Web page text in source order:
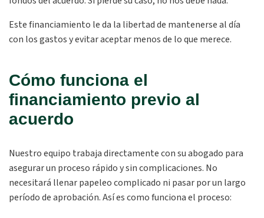
Este financiamiento le da la libertad de mantenerse al día
con los gastos y evitar aceptar menos de lo que merece.
Cómo funciona el
financiamiento previo al
acuerdo
Nuestro equipo trabaja directamente con su abogado para
asegurar un proceso rápido y sin complicaciones. No
necesitará llenar papeleo complicado ni pasar por un largo
período de aprobación. Así es como funciona el proceso: